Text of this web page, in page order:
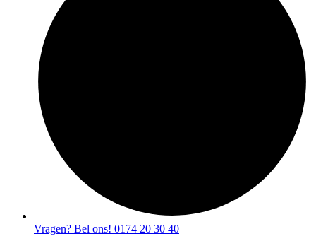
Vragen? Bel ons! 0174 20 30 40